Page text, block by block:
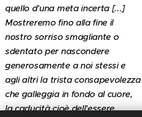
quello d'una meta incerta [...]
Mostreremo fino alla fine il
nostro sorriso smagliante o
sdentato per nascondere
generosamente a noi stessi e
agli altri la trista consapevolezza
che galleggia in fondo al cuore,
la caducità cioè dell'essere